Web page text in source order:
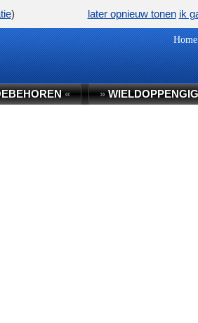
Home
« »
) later opnieuw tonen ik